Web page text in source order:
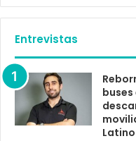
Entrevistas